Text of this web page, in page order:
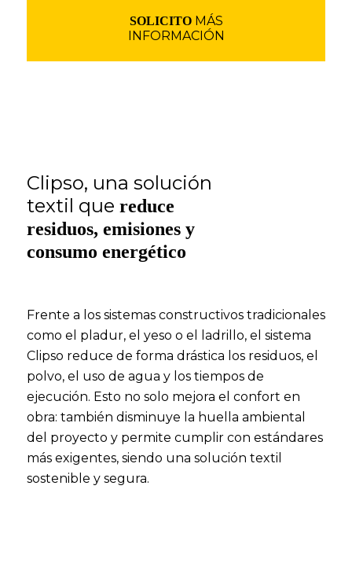
SOLICITOMÁS
INFORMACIÓN
Clipso, una solución
textil que reduce
residuos, emisiones y
consumo energético
Frente a los sistemas constructivos tradicionales
como el pladur, el yeso o el ladrillo, el sistema
Clipso reduce de forma drástica los residuos, el
polvo, el uso de agua y los tiempos de
ejecución. Esto no solo mejora el confort en
obra: también disminuye la huella ambiental
del proyecto y permite cumplir con estándares
más exigentes, siendo una solución textil
sostenible y segura.